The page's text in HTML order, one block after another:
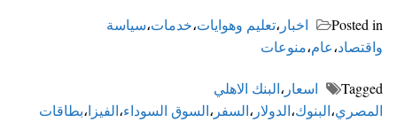
Posted in اخبار ،تعليم وهوايات،خدمات،سياسة
واقتصاد،عام،منوعات
Tagged اسعار ،البنك الاهلي
المصري،البنوك،الدولار ،السفر ،السوق السوداء،الفيزا،بطاقات